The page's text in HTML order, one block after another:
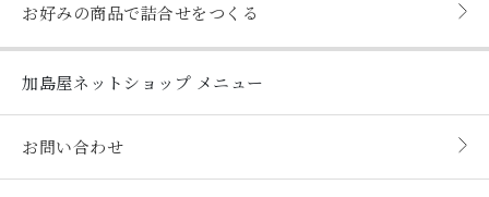
お好みの商品で詰合せをつくる
加島屋ネットショップ メニュー
お問い合わせ